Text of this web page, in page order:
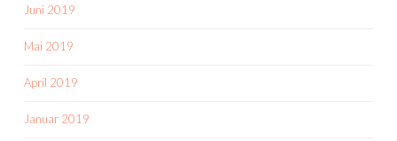
Juni 2019
Mai 2019
April 2019
Januar 2019